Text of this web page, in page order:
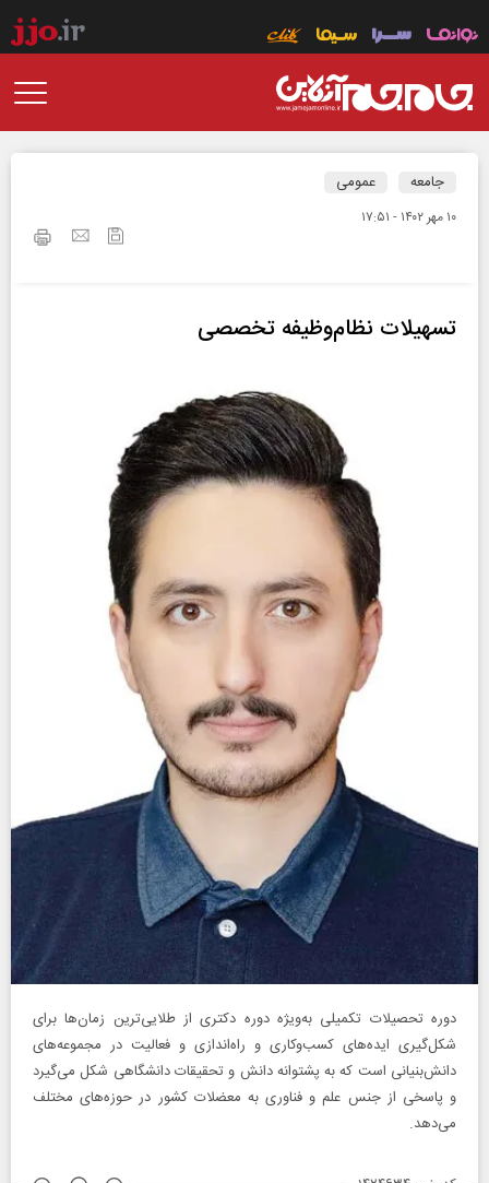
جامعه عمومی
۱۰ مهر ۱۴۰۲ - ۱۷:۵۱
تسهیلات نظام‌وظیفه تخصصی
دوره تحصیلات تکمیلی به‌ویژه دوره دکتری از طلایی‌ترین زمان‌ها برای
شکل‌گیری ایده‌های کسب‌وکاری و راه‌اندازی و فعالیت در مجموعه‌های
دانش‌بنیانی است که به پشتوانه دانش و تحقیقات دانشگاهی شکل می‌گیرد
و پاسخی از جنس علم و فناوری به معضلات کشور در حوزه‌های مختلف
می‌دهد.